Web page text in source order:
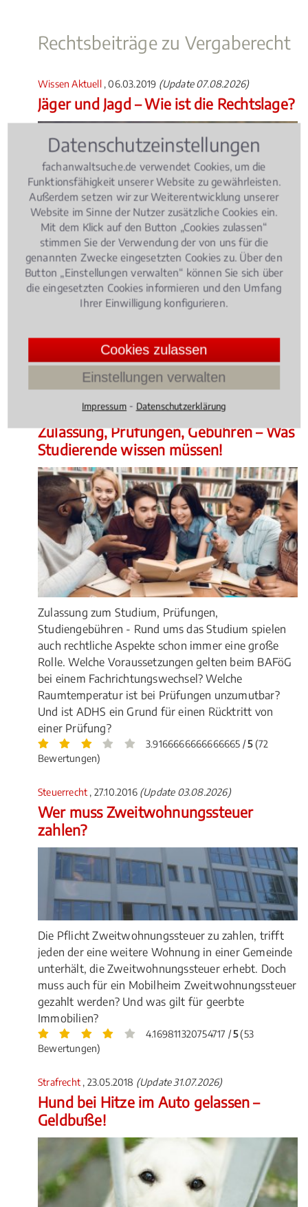
Rechtsbeiträge zu Vergaberecht
Wissen Aktuell , 06.03.2019 (Update 07.08.2026)
Jäger und Jagd – Wie ist die Rechtslage?
Die Zahl der Jäger nimmt in Deutschland stetig zu.
Ob Jagdunfälle, Schäden bei der Treibjagd oder der
Herausforderung.
4.014598540145985 /5(137
Bewertungen)
Wissen Aktuell, 05.02.2021(Update 05.08.2026)
Zulassung, Prüfungen, Gebühren – Was
Studierende wissen müssen!
Zulassung zum Studium, Prüfungen,
Studiengebühren - Rund ums das Studium spielen
auch rechtliche Aspekte schon immer eine große
Rolle. Welche Voraussetzungen gelten beim BAFöG
bei einem Fachrichtungswechsel? Welche
Raumtemperatur ist bei Prüfungen unzumutbar?
Und ist ADHS ein Grund für einen Rücktritt von
einer Prüfung?
3.9166666666666665 /5(72
Bewertungen)
Steuerrecht , 27.10.2016 (Update 03.08.2026)
Wer muss Zweitwohnungssteuer
zahlen?
Die Pflicht Zweitwohnungssteuer zu zahlen, trifft
jeden der eine weitere Wohnung in einer Gemeinde
unterhält, die Zweitwohnungssteuer erhebt. Doch
muss auch für ein Mobilheim Zweitwohnungssteuer
gezahlt werden? Und was gilt für geerbte
Immobilien?
4.169811320754717 /5(53
Bewertungen)
Strafrecht , 23.05.2018 (Update 31.07.2026)
Hund bei Hitze im Auto gelassen –
Geldbuße!
Datenschutzeinstellungen
fachanwaltsuche.de verwendet Cookies, um die
Funktionsfähigkeit unserer Website zu gewährleisten.
Außerdem setzen wir zur Weiterentwicklung unserer
Website im Sinne der Nutzer zusätzliche Cookies ein.
Mit dem Klick auf den Button „Cookies zulassen“
stimmen Sie der Verwendung der von uns für die
genannten Zwecke eingesetzten Cookies zu. Über den
Button „Einstellungen verwalten“ können Sie sich über
die eingesetzten Cookies informieren und den Umfang
Ihrer Einwilligung konfigurieren.
Cookies zulassen
Einstellungen verwalten
Impressum ⁃ Datenschutzerklärung